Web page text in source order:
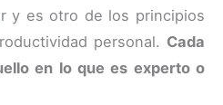
y es otro de los principios
personal. Cada
en lo que es experto o